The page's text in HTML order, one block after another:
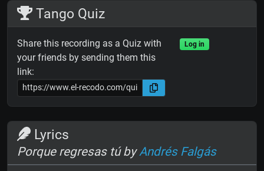
Tango Quiz
Share this recording as a Quiz with
your friends by sending them this
link:
Log in
Lyrics
Porque regresas tú byAndrés Falgás